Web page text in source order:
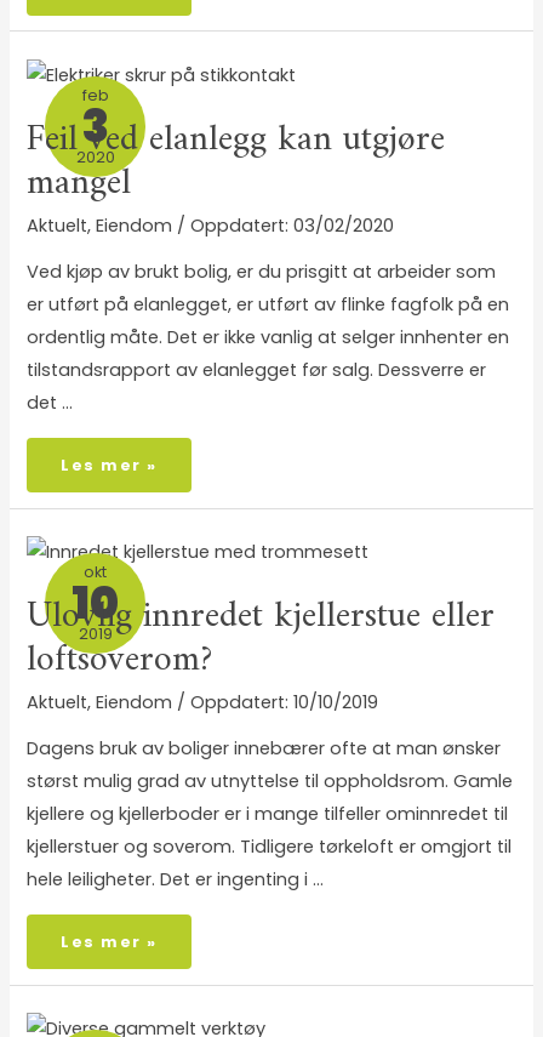
feb
3
2020
Feil ved elanlegg kan utgjøre
mangel
Aktuelt, Eiendom /
03/02/2020
Ved kjøp av brukt bolig, er du prisgitt at arbeider som
er utført på elanlegget, er utført av flinke fagfolk på en
ordentlig måte. Det er ikke vanlig at selger innhenter en
tilstandsrapport av elanlegget før salg. Dessverre er
det …
Les mer »
okt
10
2019
Ulovlig innredet kjellerstue eller
loftsoverom?
Aktuelt, Eiendom /
10/10/2019
Dagens bruk av boliger innebærer ofte at man ønsker
størst mulig grad av utnyttelse til oppholdsrom. Gamle
kjellere og kjellerboder er i mange tilfeller ominnredet til
kjellerstuer og soverom. Tidligere tørkeloft er omgjort til
hele leiligheter. Det er ingenting i …
Les mer »